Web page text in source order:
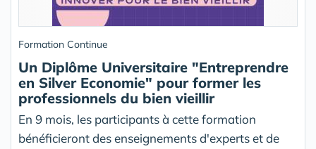
Formation Continue
Un Diplôme Universitaire "Entreprendre
en Silver Economie" pour former les
professionnels du bien vieillir
En 9 mois, les participants à cette formation
bénéficieront des enseignements d'experts et de